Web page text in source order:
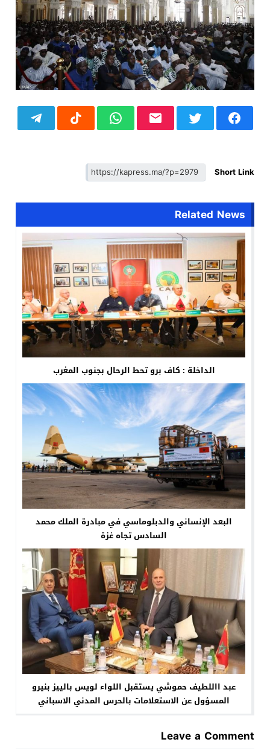
Short Link
Related News
الداخلة : كاف برو تحط الرحال بجنوب المغرب
البعد الإنساني والدبلوماسي في مبادرة الملك محمد
السادس تجاه غزة
عبد االلطيف حموشي يستقبل اللواء لويس بالييز بنيرو
المسؤول عن الاستعلامات بالحرس المدني الاسباني
Leave a Comment